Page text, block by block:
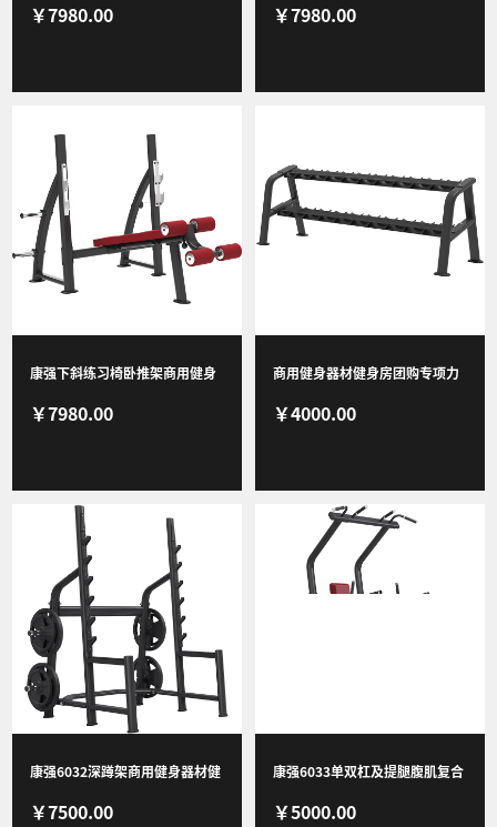
联系我们
房团购综合训器 6036水平练习椅
￥7980.00 器材健身房团购综合训练器 6037
￥7980.00
康强下斜练习椅卧推架商用健身
器材健身房团购综合训练器 6038
￥7980.00
商用健身器材健身房团购专项力
量器械 6043豪华双层哑铃架
￥4000.00
康强6032深蹲架商用健身器材健
身房团购综合训练器
￥7500.00
康强6033单双杠及提腿腹肌复合
训练器商用器材健身房团购综合
￥5000.00